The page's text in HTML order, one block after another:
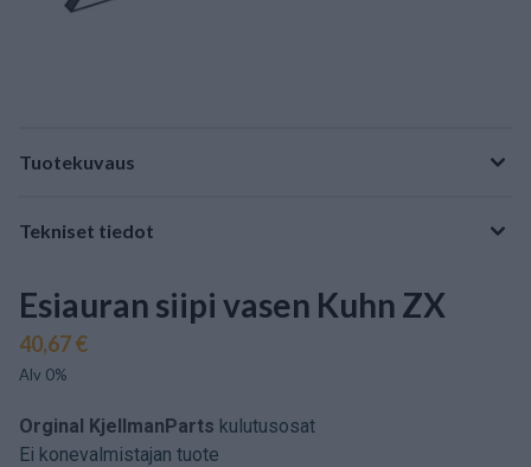
Tuotekuvaus
Tekniset tiedot
Esiauran siipi vasen Kuhn ZX
40,67 €
Alv 0%
Orginal KjellmanParts kulutusosat
Ei konevalmistajan tuote